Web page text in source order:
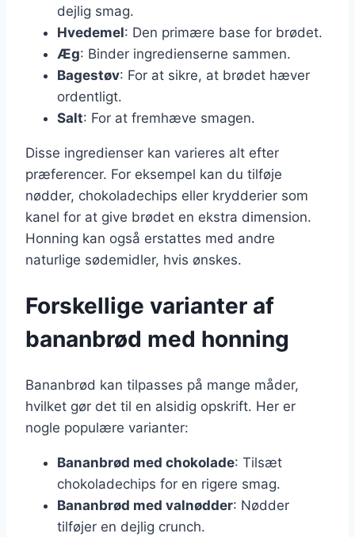
dejlig smag.
Hvedemel: Den primære base for brødet.
Æg: Binder ingredienserne sammen.
Bagestøv: For at sikre, at brødet hæver
ordentligt.
Salt: For at fremhæve smagen.
Disse ingredienser kan varieres alt efter
præferencer. For eksempel kan du tilføje
nødder, chokoladechips eller krydderier som
kanel for at give brødet en ekstra dimension.
Honning kan også erstattes med andre
naturlige sødemidler, hvis ønskes.
Forskellige varianter af
bananbrød med honning
Bananbrød kan tilpasses på mange måder,
hvilket gør det til en alsidig opskrift. Her er
nogle populære varianter:
Bananbrød med chokolade: Tilsæt
chokoladechips for en rigere smag.
Bananbrød med valnødder: Nødder
tilføjer en dejlig crunch.